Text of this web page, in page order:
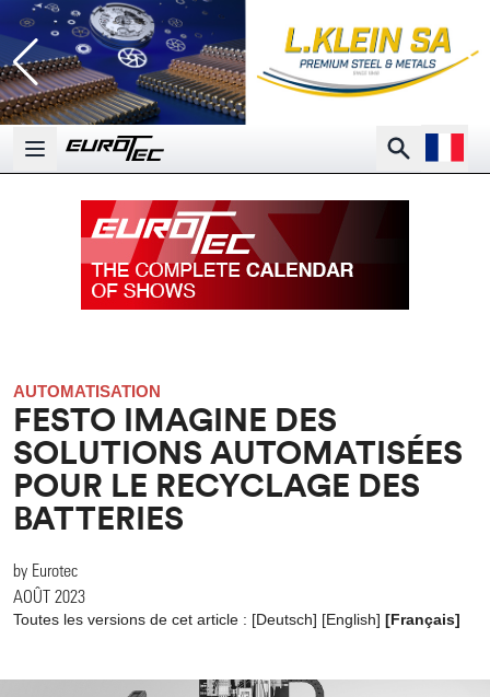
Open main menu
Search
AUTOMATISATION
FESTO IMAGINE DES
SOLUTIONS AUTOMATISÉES
POUR LE RECYCLAGE DES
BATTERIES
by Eurotec
AOÛT 2023
Toutes les versions de cet article : [Deutsch] [English] [Français]